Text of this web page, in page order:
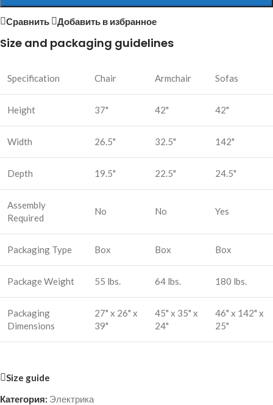
Сравнить Добавить в избранное
Size and packaging guidelines
Specification Chair Armchair Sofas
Height 37" 42" 42"
Width 26.5" 32.5" 142"
Depth 19.5" 22.5" 24.5"
Assembly
Required
No No Yes
Packaging Type Box Box Box
Package Weight 55 lbs. 64 lbs. 180 lbs.
Packaging
Dimensions
27" x 26" x
39"
45" x 35" x
24"
46" x 142" x
25"
Size guide
Категория: Электрика